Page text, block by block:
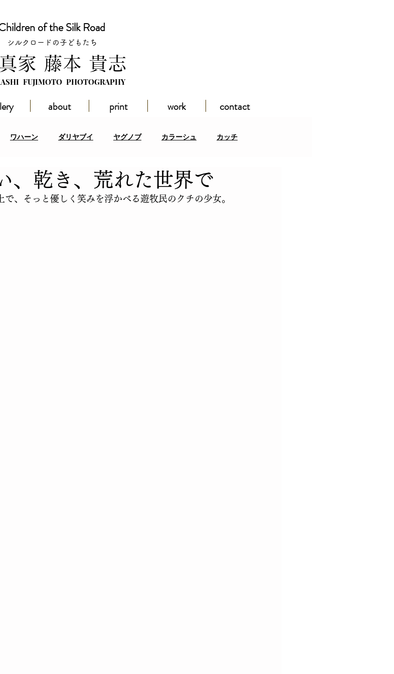
of the Silk Road
シルクロードの子どもたち
家 藤本 貴志
FUJIMOTO PHOTOGRAPHY
about print work contact
ワハーン ダリヤブイ ヤグノブ カラーシュ カッチ
ウト その他の地域 イベント アフガンパミール
、乾き、荒れた世界で
、そっと優しく笑みを浮かべる遊牧民のクチの少女。